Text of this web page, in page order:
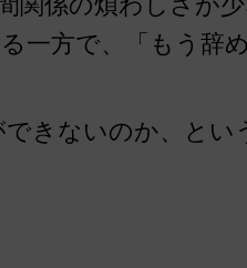
一方で、「もう
きないのか、と